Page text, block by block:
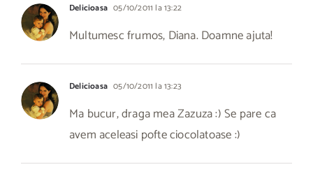
Delicioasa 05/10/2011 la 13:22
Multumesc frumos, Diana. Doamne ajuta!
Delicioasa 05/10/2011 la 13:23
Ma bucur, draga mea Zazuza :) Se pare ca
avem aceleasi pofte ciocolatoase :)